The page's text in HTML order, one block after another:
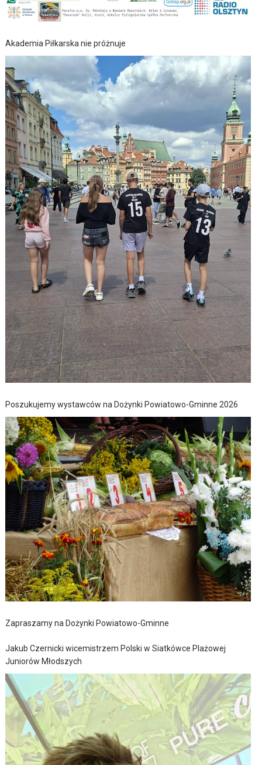
Akademia Piłkarska nie próżnuje
Poszukujemy wystawców na Dożynki Powiatowo-Gminne 2026
Zapraszamy na Dożynki Powiatowo-Gminne
Jakub Czernicki wicemistrzem Polski w Siatkówce Plażowej
Juniorów Młodszych